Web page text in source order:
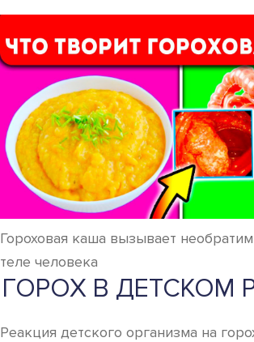
Гороховая каша вызывает
теле человека
ГОРОХ В ДЕТСКОМ
Реакция детского организма на